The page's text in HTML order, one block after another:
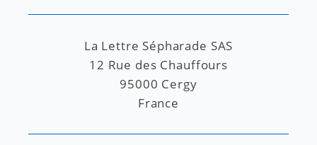
La Lettre Sépharade SAS
12 Rue des Chauffours
95000 Cergy
France